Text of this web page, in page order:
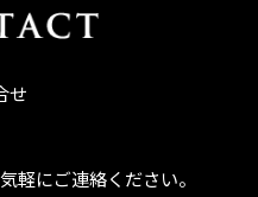
せ
軽にご連絡ください。